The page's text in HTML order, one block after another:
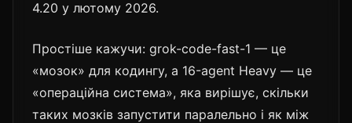
4.20 у лютому 2026.
Простіше кажучи: grok-code-fast-1 — це
«мозок» для кодингу, а 16-agent Heavy — це
«операційна система», яка вирішує, скільки
таких мозків запустити паралельно і як між